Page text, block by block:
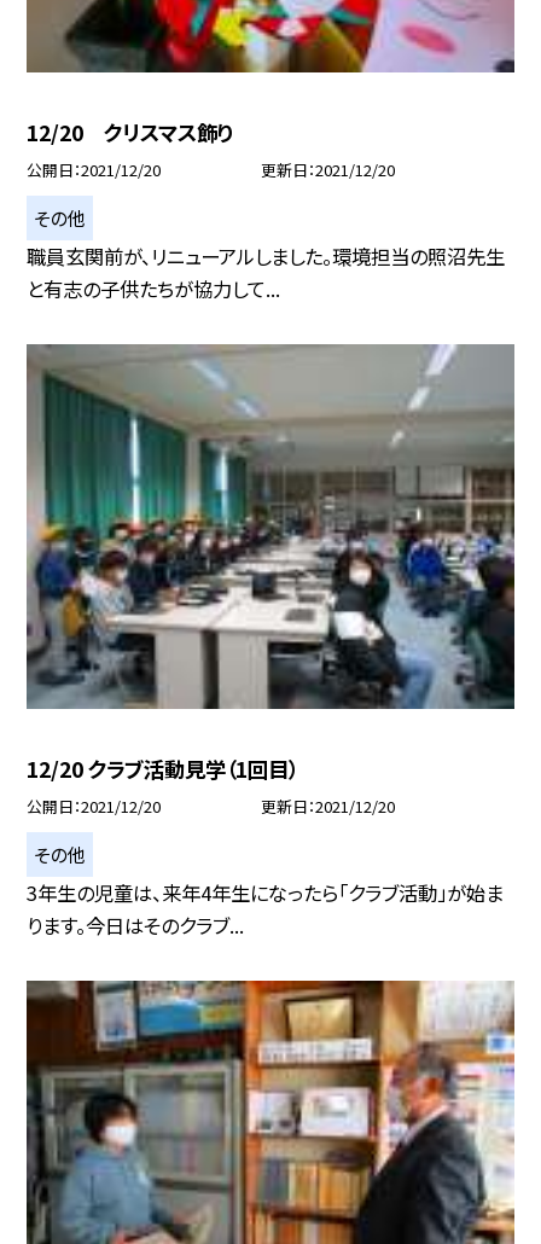
12/20 クリスマス飾り
公開日 2021/12/20 更新日 2021/12/20
その他
職員玄関前が、リニューアルしました。環境担当の照沼先生
と有志の子供たちが協力して...
12/20 クラブ活動見学（1回目）
公開日 2021/12/20 更新日 2021/12/20
その他
3年生の児童は、来年4年生になったら「クラブ活動」が始ま
ります。今日はそのクラブ...